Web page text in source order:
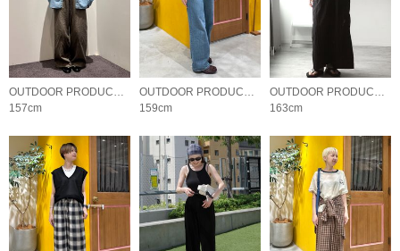
OUTDOOR PRODUCTS Usual Things
157cm
OUTDOOR PRODUCTS Usual Things
159cm
OUTDOOR PRODUCTS Usual Things
163cm